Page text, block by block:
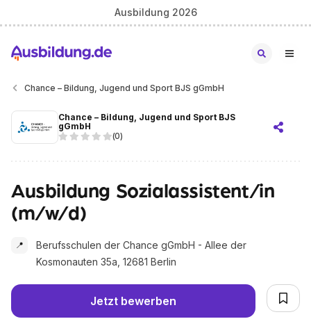
Ausbildung 2026
Chance – Bildung, Jugend und Sport BJS gGmbH
Chance – Bildung, Jugend und Sport BJS
gGmbH
(0)
Ausbildung Sozialassistent/in
(m/w/d)
📍
Berufsschulen der Chance gGmbH - Allee der
Kosmonauten 35a, 12681 Berlin
Jetzt bewerben